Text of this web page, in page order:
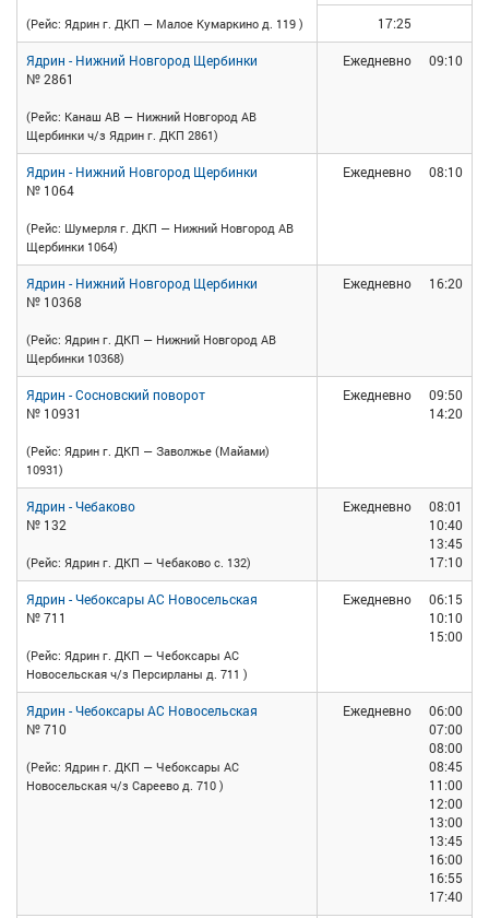
(Рейс: Ядрин г. ДКП — Малое Кумаркино д. 119 ) 17:25
Ядрин - Нижний Новгород Щербинки
№ 2861
(Рейс: Канаш АВ — Нижний Новгород АВ
Щербинки ч/з Ядрин г. ДКП 2861)
Ежедневно 09:10
Ядрин - Нижний Новгород Щербинки
№ 1064
(Рейс: Шумерля г. ДКП — Нижний Новгород АВ
Щербинки 1064)
Ежедневно 08:10
Ядрин - Нижний Новгород Щербинки
№ 10368
(Рейс: Ядрин г. ДКП — Нижний Новгород АВ
Щербинки 10368)
Ежедневно 16:20
Ядрин - Сосновский поворот
№ 10931
(Рейс: Ядрин г. ДКП — Заволжье (Майами)
10931)
Ежедневно
09:50
14:20
Ядрин - Чебаково
№ 132
(Рейс: Ядрин г. ДКП — Чебаково с. 132)
Ежедневно
08:01
10:40
13:45
17:10
Ядрин - Чебоксары АС Новосельская
№ 711
(Рейс: Ядрин г. ДКП — Чебоксары АС
Новосельская ч/з Персирланы д. 711 )
Ежедневно
06:15
10:10
15:00
Ядрин - Чебоксары АС Новосельская
№ 710
(Рейс: Ядрин г. ДКП — Чебоксары АС
Новосельская ч/з Сареево д. 710 )
Ежедневно
06:00
07:00
08:00
08:45
11:00
12:00
13:00
13:45
16:00
16:55
17:40